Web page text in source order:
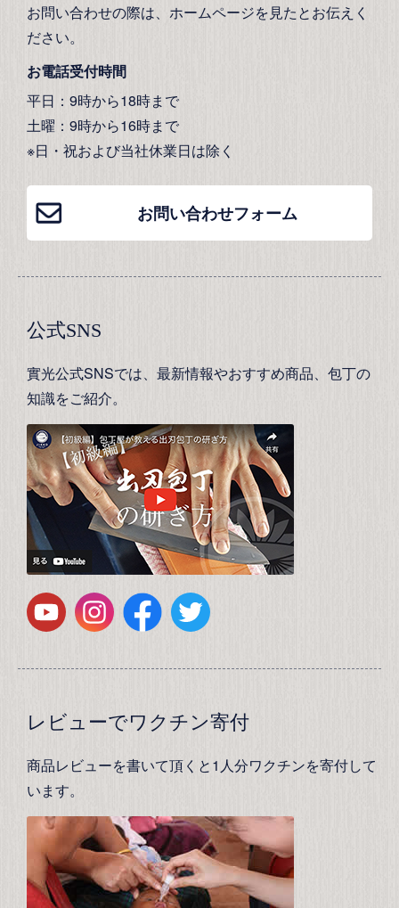
お問い合わせの際は、ホームページを見たとお伝えく
ださい。
お電話受付時間
平日：9時から18時まで
土曜：9時から16時まで
※日・祝および当社休業日は除く
お問い合わせフォーム
公式SNS
實光公式SNSでは、最新情報やおすすめ商品、包丁の
知識をご紹介。
レビューでワクチン寄付
商品レビューを書いて頂くと1人分ワクチンを寄付して
います。